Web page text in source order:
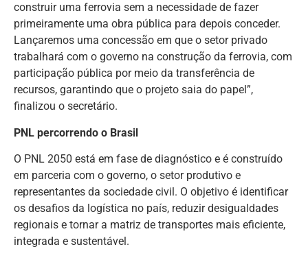
construir uma ferrovia sem a necessidade de fazer
primeiramente uma obra pública para depois conceder.
Lançaremos uma concessão em que o setor privado
trabalhará com o governo na construção da ferrovia, com
participação pública por meio da transferência de
recursos, garantindo que o projeto saia do papel”,
finalizou o secretário.
PNL percorrendo o Brasil
O PNL 2050 está em fase de diagnóstico e é construído
em parceria com o governo, o setor produtivo e
representantes da sociedade civil. O objetivo é identificar
os desafios da logística no país, reduzir desigualdades
regionais e tornar a matriz de transportes mais eficiente,
integrada e sustentável.